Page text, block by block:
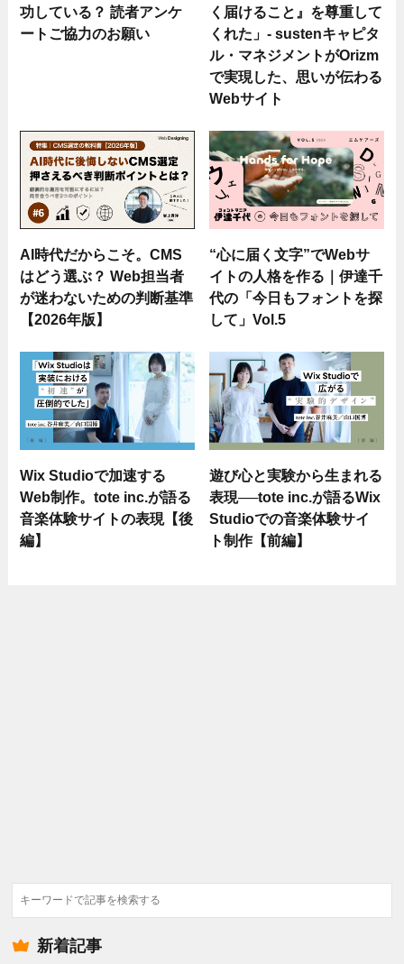
功している？ 読者アンケ
ートご協力のお願い
く届けること』を尊重して
くれた」- sustenキャピタ
ル・マネジメントがOrizm
で実現した、思いが伝わる
Webサイト
AI時代だからこそ。CMS
はどう選ぶ？ Web担当者
が迷わないための判断基準
【2026年版】
“心に届く文字”でWebサ
イトの人格を作る｜伊達千
代の「今日もフォントを探
して」Vol.5
Wix Studioで加速する
Web制作。tote inc.が語る
音楽体験サイトの表現【後
編】
遊び心と実験から生まれる
表現──tote inc.が語るWix
Studioでの音楽体験サイ
ト制作【前編】
検
索
新着記事